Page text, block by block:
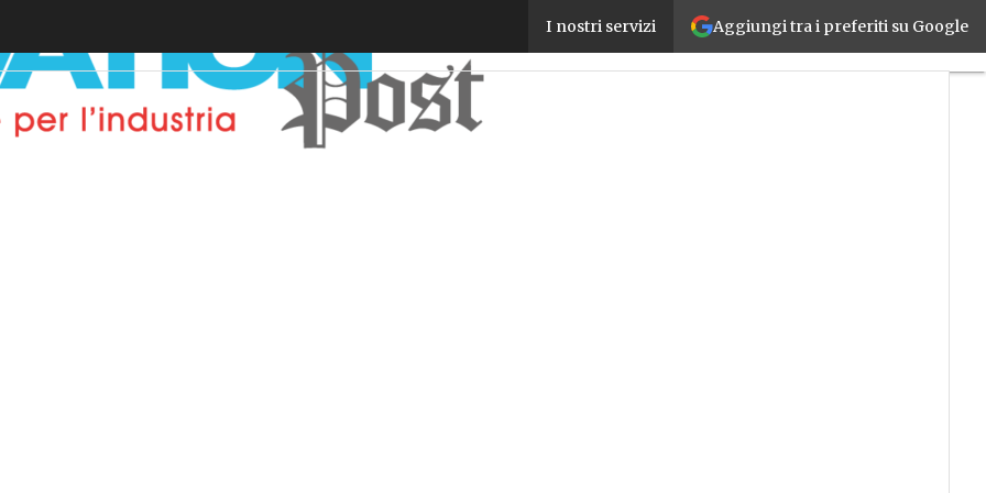
Aggiungi tra i preferiti su Google
I nostri servizi
L’intelligenza artificiale può abilitare la